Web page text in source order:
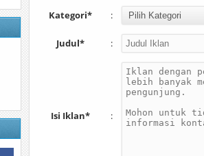
Kategori* :
Judul* :
Isi Iklan* :